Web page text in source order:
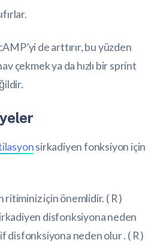
de arttırır, bu yüzden
çekmek ya da hızlı bir sprint
sirkadiyen fonksiyon için
ritiminiz için önemlidir. ( R)
disfonksiyonaneden
disfonksiyona neden olur . ( R)